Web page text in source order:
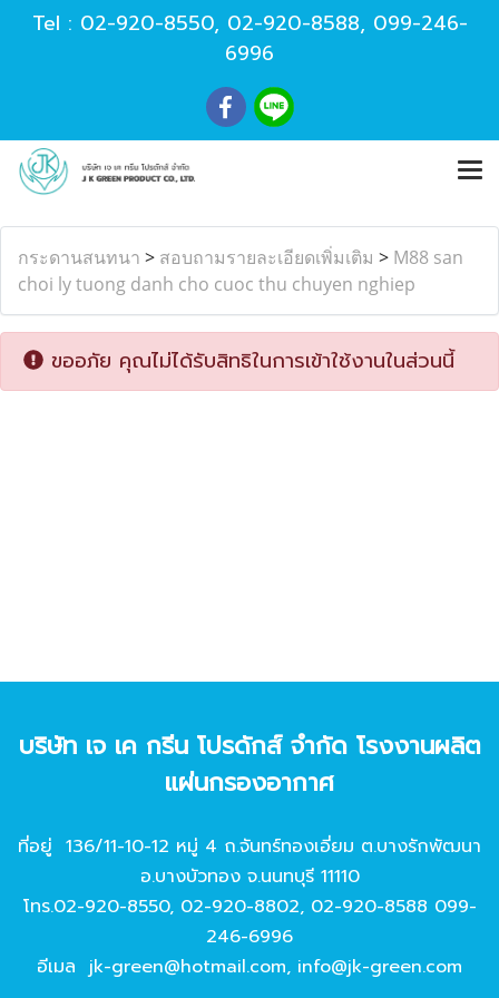
Tel : 02-920-8550, 02-920-8588, 099-246-
6996
กระดานสนทนา > สอบถามรายละเอียดเพิ่มเติม > M88 san
choi ly tuong danh cho cuoc thu chuyen nghiep
ขออภัย คุณไม่ได้รับสิทธิในการเข้าใช้งานในส่วนนี้
บริษัท เจ เค กรีน โปรดักส์ จํากัด โรงงานผลิต
แผ่นกรองอากาศ
ที่อยู่ 136/11-10-12 หมู่ 4 ถ.จันทร์ทองเอี่ยม ต.บางรักพัฒนา
อ.บางบัวทอง จ.นนทบุรี 11110
โทร.02-920-8550, 02-920-8802, 02-920-8588 099-
246-6996
อีเมล jk-green@hotmail.com, info@jk-green.com